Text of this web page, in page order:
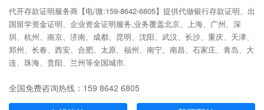
代开存款证明服务商【电/微:159-8642-6805】提供代做银行存款证明、出
国留学资金证明、企业资金证明服务,业务覆盖北京、上海、广州、深
圳、杭州、南京、济南、成都、昆明、沈阳、武汉、长沙、重庆、天津、
郑州、长春、西安、合肥、太原、福州、南宁、南昌、石家庄、青岛、大
连、珠海、贵阳、兰州等全国城市.
全国免费咨询热线：159 8642 6805